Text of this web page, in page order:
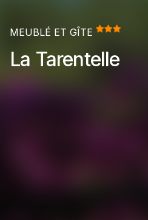
MEUBLÉ ET GÎTE
La Tarentelle